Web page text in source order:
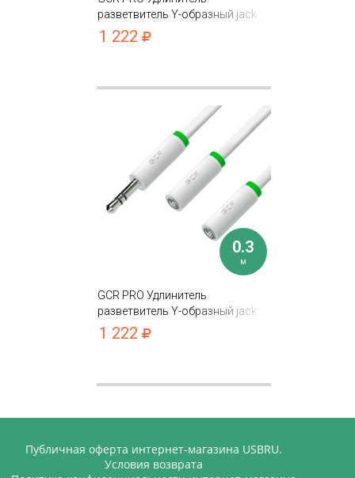
разветвитель Y-образный jack
3.5mm M/2xF
1 222
0.3
м
GCR PRO Удлинитель
разветвитель Y-образный jack
3.5mm M/2xF
1 222
Публичная оферта интернет-магазина USBRU.
Условия возврата